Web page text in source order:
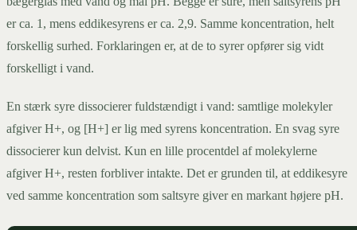
er ca. 1, mens eddikesyrens er ca. 2,9. Samme koncentration, helt
forskellig surhed. Forklaringen er, at de to syrer opfører sig vidt
forskelligt i vand.
En stærk syre dissocierer fuldstændigt i vand: samtlige molekyler
afgiver H+, og [H+] er lig med syrens koncentration. En svag syre
dissocierer kun delvist. Kun en lille procentdel af molekylerne
afgiver H+, resten forbliver intakte. Det er grunden til, at eddikesyre
ved samme koncentration som saltsyre giver en markant højere pH.